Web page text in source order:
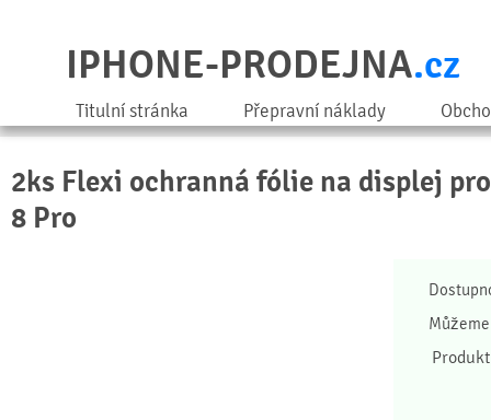
IPHONE-PRODEJNA.cz
Titulní stránka Přepravní náklady
2ks Flexi ochranná fólie na displej
8 Pro